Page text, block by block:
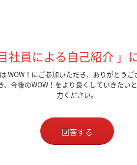
社員による自己紹介 」
WOW！にご参加いただき、ありがとうご
今後のWOW！をより良くしていきたい
力ください。
回答する